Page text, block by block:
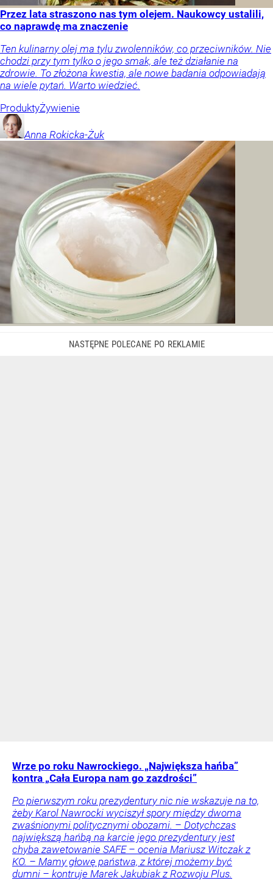
Przez lata straszono nas tym olejem. Naukowcy ustalili,
co naprawdę ma znaczenie
Ten kulinarny olej ma tylu zwolenników, co przeciwników. Nie
chodzi przy tym tylko o jego smak, ale też działanie na
zdrowie. To złożona kwestia, ale nowe badania odpowiadają
na wiele pytań. Warto wiedzieć.
ProduktyŻywienie
Anna Rokicka-Żuk
Wrze po roku Nawrockiego. „Największa hańba”
kontra „Cała Europa nam go zazdrości”
Po pierwszym roku prezydentury nic nie wskazuje na to,
żeby Karol Nawrocki wyciszył spory między dwoma
zwaśnionymi politycznymi obozami. – Dotychczas
największą hańbą na karcie jego prezydentury jest
chyba zawetowanie SAFE – ocenia Mariusz Witczak z
KO. – Mamy głowę państwa, z której możemy być
dumni – kontruje Marek Jakubiak z Rozwoju Plus.